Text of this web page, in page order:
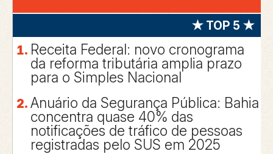
★ TOP 5 ★
Receita Federal: novo cronograma
da reforma tributária amplia prazo
para o Simples Nacional
Anuário da Segurança Pública: Bahia
concentra quase 40% das
notificações de tráfico de pessoas
registradas pelo SUS em 2025